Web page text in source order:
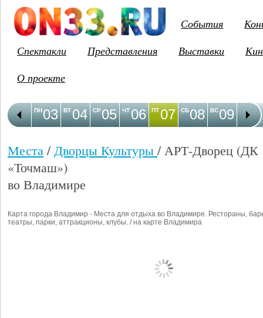
События
Спектакли
Представления Выставки
О проекте
03
ПН 04
ВТ 05
СР 06
ЧТ 07
ПТ 08
СБ 09
ВС 10
ПН
Места /Дворцы Культуры / АРТ-Дворец (ДК
«Точмаш»)
во Владимире
Карта города Владимир - Места для отдыха во Владимире. Рестораны,
театры, парки, аттракционы, клубы. / на карте Владимира